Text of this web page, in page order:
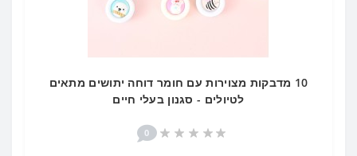
10 מדבקות מצוירות עם חומר דוחה יתושים מתאים
לטיולים - סגנון בעלי חיים
0